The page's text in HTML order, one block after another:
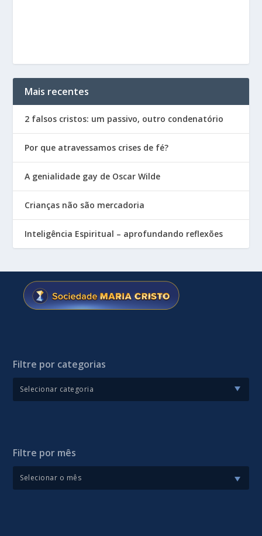
Mais recentes
2 falsos cristos: um passivo, outro condenatório
Por que atravessamos crises de fé?
A genialidade gay de Oscar Wilde
Crianças não são mercadoria
Inteligência Espiritual – aprofundando reflexões
Filtre por categorias
Filtre por mês